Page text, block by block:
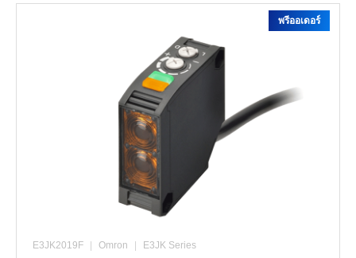
E3JK2019F Omron E3JK Series
พรีออเดอร์